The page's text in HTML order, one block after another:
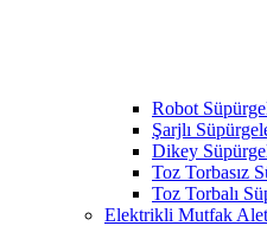
Robot
Şarjlı
Dikey
Toz Torbasız
Toz Torbalı
Elektrikli Mutfak